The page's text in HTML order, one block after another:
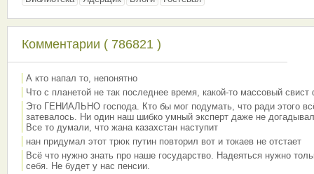
Комментарии ( 786821 )
А кто напал то, непонятно
Что с планетой не так последнее время, какой-то массовый свист
Это ГЕНИАЛЬНО господа. Кто бы мог подумать, что ради этого
затевалось. Ни один наш шибко умный эксперт даже не
Все то думали, что жана казахстан наступит
нан придумал этот трюк путин повторил вот и токаев не отстает
Всё что нужно знать про наше государство. Надеяться нужно
себя. Не будет у нас пенсии.